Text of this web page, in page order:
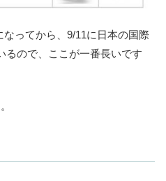
ってから、9/11に日本の国際
るので、ここが一番長いです